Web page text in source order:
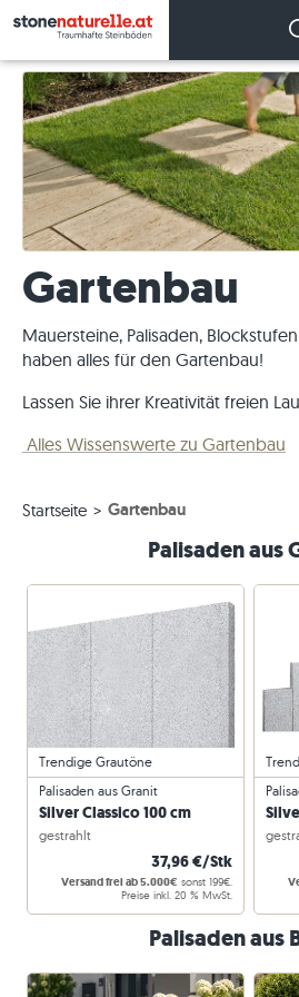
Gartenbau
Mauersteine, Palisaden,
haben alles für den Gartenbau!
Lassen Sie ihrer Kreativität freien
Alles Wissenswerte zu Gartenbau
Startseite Gartenbau
Palisaden aus
Palisaden aus Granit
Silver Classico 100 cm
gestrahlt
37,96 €/Stk
Versand frei ab 5.000€ sonst 199€.
Preise inkl. 20 % MwSt.
Trendige Grautöne
Palisaden aus